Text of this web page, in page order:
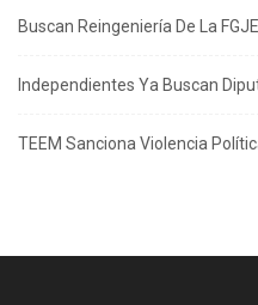
Buscan Reingeniería De La
Independientes Ya Buscan
TEEM Sanciona Violencia